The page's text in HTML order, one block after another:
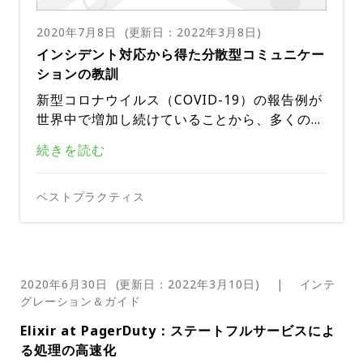
要があり、手動のプロセスを伴うことや、追加
のツールをセットアップをしなくてもいいこと
が必要です。
トと信頼を高めます。
Salesforceとのインテグレーションにより、
チームはワークフローをカスタマイズして適切
なリソースを適切なタイミングで動員できるよ
うになるため、デジタルサービスのカスタマー
サポートにおけるクラス最高の統一フロントが
実現します。標準のSalesforceオブジェクト
と統合して、PagerDutyで対応するアクショ
ンをトリガーします。
オンコールスケジューリングタイムライン（制
限付きアクセス）および* ハンドオフ通知の拡
張機能*により、オンコールシフトとチームメ
ンバーが担当するサービスの可視性が向上し、
競合、ワークロード、シフトのオーバーライド
を管理する簡単な方法がユーザーに提供されま
す。
Microsoft Teamsとのインテグレーションに
より、対応者はチーム内の重要なインシデント
の詳細を表示できます。また、新しいインシデ
インシデントのメモをすべて1つのインターフ
ェイスから追加できます。
新しいインテグレーションとAPI
詳細が重要であることはわかっており、小さな
改善や拡張されたインテグレーションでも、停
ことができます。そのため、私たちはSalesfor
ce、Microsoft Teams、Jiraなどのツールとの
視性を最大化して、すでに知っているツールや
お気に入りのツールから作業できるようにする
本記事は米国PagerDuty社のサイトで公開さ
たものです。無断複製を禁じます。原文はこち
らです。
いることが判明した場合に、対応チームの再動
員をより速く、より簡単にします。また、Ser
viceNowのような隣接するツールを同時再開
することができます。
ェントなインシデント対応プロセスに接続する
ことです。Amazon EventBridgeとの既存の
インテグレーションに加え、ランブック自動化
のために新しくリリースされたRundeck、Aye
hu、およびPliantとのインテグレーション
は、Amazon EventBridgeとの既存のインテ
グレーションに加えて、手動のITレスポンス
プレイワークフローを自動化し、対応チーム内
のコミュニケーションと解決スピードを向上さ
「Eコマースビジネスのピーク時にサーバがダ
ウンして、顧客がチェックアウトしたり、カー
トの中の商品を購入したりすることができなく
なりました。PagerDutyはインシデントが発
生したことを適切な人に警告しました」
さて、どうしますか。どのようにして対応者が
インシデントを診断し、解決するための迅速な
が同僚や他のチームにエスカレーションしなけ
ればならない場合、あなたは時間をロスするこ
とになります。wikiを閲覧したり、マニュア
そうではなく、対応者が行動を起こすために必
要な自動化されたオペレーション手順に安全に
ょう。Rundeckによるランブックの自動化に
より、対応者の誰もが専門家と同じように診断
スカレーションで済むようになります。
RundeckとPagerDutyのインテグレーション
最初の対応者がPagerDutyにログインする前
に診断を開始したり、修理アクションを試した
タムアクションを使って、インシデント発生時
にRundeckジョブをトリガーする Rundeckジ
このシナリオでは、ランブックの自動化を利用
することで、Eコマースビジネスはリソースを
より効率的に展開し、MTTRを改善し、停止の
結果として失われる収益を保護することができ
インテリジェントな対応と自動化を実現
ことで、それを実証します。
適切な行動を取れるようにすることを目的とし
ています。
に考えており、PagerDutyのモバイルアプリ
にセキュリティの追加レイヤーを提供しまし
た。ユーザーはアプリからログアウトすること
なく、PINロックを有効にしてセッションを短
縮できるようになりました。管理者は、ユーザ
るように要求するセッションタイムアウトを設
定することもできます。この機能がアクティブ
になると、ユーザーはPINを設定し、ログイン
インシデントアクションのメニューの変更
PagerDutyのモバイルアプリは、インシデン
トの詳細を管理し、伝達する方法を合理化しま
トが発生した場合、担当者はすぐに対応して解
決する必要があります。インシデントアクショ
ンのメニューが更新されたことで、インシデン
短縮します。
REST APIによるセルフサービスの拡張性
PagerDutyの開発者プラットフォームを介し
てアプリケーションにリアルタイムのアクショ
ーを簡単に構築することができます。
手動タスクを自動化し、より多くの人にリアル
ドパーティやカスタムツールとシームレスにイ
ンテグレーションすることができます。
アナリティクスAPIのアーリーアクセスが可能
になりました。生のインシデントデータと関連
するメトリクスを表示することができます。A
ビジネスサービスAPI
2020年7月8日 (更新日： 2022年3月8日 )
インシデント対応から得た分散型コミュニケー
ションの教訓
新型コロナウイルス（COVID-19）の報告例が
世界中で増加し続けていることから、多くの企
して、リモートワークへのシフトが進んでいま
す。しかし、多くの企業は現在、業務を完全な
リモートワークに移行するためにはどうすれば
企業が急速に分散型組織への移行を考えようと
ることで、数多くの教訓を得ることができま
す。
リモートワークへの移行
企業がますますリモートワークを採用するよう
20年前は、エンジニアリングチームが物理的
に同じ場所にいて、オンプレミスのサーバルー
ートなイントラネットですべての作業を行うの
が一般的でした。IT チームとエンジニアリン
この10年間で、クラウド環境とアプリケーシ
ョンを使用するようになったことで、世界中の
続きを読む
ベストプラクティス
2020年6月30日 (更新日： 2022年3月10日 ) | インテ
グレーション＆ガイド
Elixir at PagerDuty：ステートフルサービスによ
る処理の高速化